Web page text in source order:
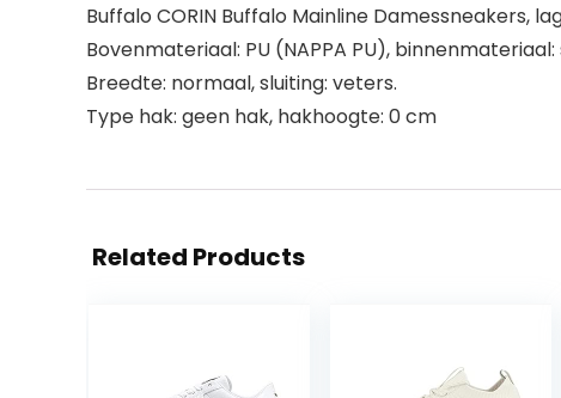
Buffalo CORIN Buffalo Mainline Damessneakers,
Bovenmateriaal: PU (NAPPA PU),
Breedte: normaal, sluiting: veters.
Type hak: geen hak, hakhoogte: 0 cm
Related Products